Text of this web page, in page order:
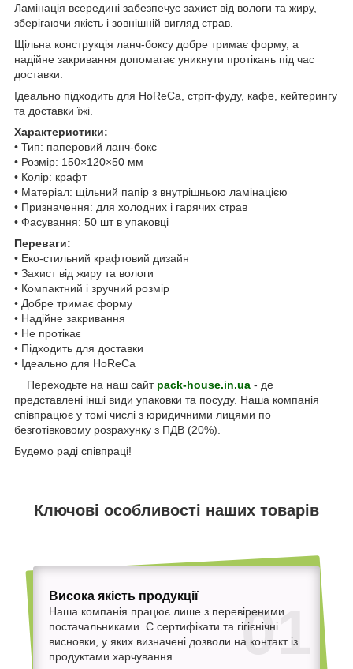
Ламінація всередині забезпечує захист від вологи та жиру,
зберігаючи якість і зовнішній вигляд страв.
Щільна конструкція ланч-боксу добре тримає форму, а
надійне закривання допомагає уникнути протікань під час
доставки.
Ідеально підходить для HoReCa, стріт-фуду, кафе, кейтерингу
та доставки їжі.
Характеристики:
• Тип: паперовий ланч-бокс
• Розмір: 150×120×50 мм
• Колір: крафт
• Матеріал: щільний папір з внутрішньою ламінацією
• Призначення: для холодних і гарячих страв
• Фасування: 50 шт в упаковці
Переваги:
• Еко-стильний крафтовий дизайн
• Захист від жиру та вологи
• Компактний і зручний розмір
• Добре тримає форму
• Надійне закривання
• Не протікає
• Підходить для доставки
• Ідеально для HoReCa
Переходьте на наш сайт pack-house.in.ua - де
представлені інші види упаковки та посуду. Наша компанія
співпрацює у томі числі з юридичними лицями по
безготівковому розрахунку з ПДВ (20%).
Будемо раді співпраці!
Ключові особливості наших товарів
01
Висока якість продукції
Наша компанія працює лише з перевіреними
постачальниками. Є сертифікати та гігієнічні
висновки, у яких визначені дозволи на контакт із
продуктами харчування.